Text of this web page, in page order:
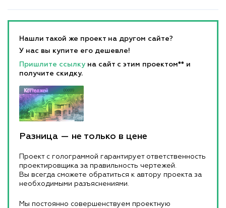
Нашли такой же проект на другом сайте?
У нас вы купите его дешевле!
Пришлите ссылку на сайт с этим проектом** и
получите скидку.
Разница — не только в цене
Проект с голограммой гарантирует ответственность
проектировщика за правильность чертежей.
Вы всегда сможете обратиться к автору проекта за
необходимыми разъяснениями.
Мы постоянно совершенствуем проектную